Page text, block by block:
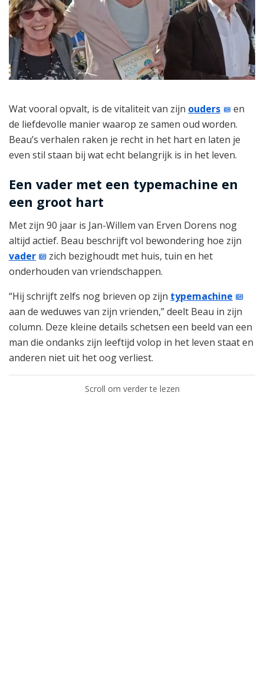
Wat vooral opvalt, is de vitaliteit van zijn ouders
en
de liefdevolle manier waarop ze samen oud worden.
Beau’s verhalen raken je recht in het hart en laten je
even stil staan bij wat echt belangrijk is in het leven.
Een vader met een typemachine en
een groot hart
Met zijn 90 jaar is Jan-Willem van Erven Dorens nog
altijd actief. Beau beschrijft vol bewondering hoe zijn
vader
zich bezighoudt met huis, tuin en het
onderhouden van vriendschappen.
“Hij schrijft zelfs nog brieven op zijn typemachine
aan de weduwes van zijn vrienden,” deelt Beau in zijn
column. Deze kleine details schetsen een beeld van een
man die ondanks zijn leeftijd volop in het leven staat en
anderen niet uit het oog verliest.
Scroll om verder te lezen